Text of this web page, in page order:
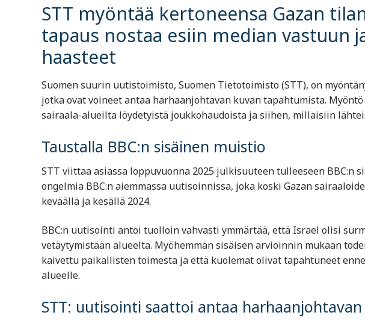
STT myöntää kertoneensa Gazan
tapaus nostaa esiin median vastuun
haasteet
Suomen suurin uutistoimisto, Suomen Tietotoimisto (STT), on
jotka ovat voineet antaa harhaanjohtavan kuvan tapahtumista.
sairaala-alueilta löydetyistä joukkohaudoista ja siihen, millaisiin
Taustalla BBC:n sisäinen muistio
STT viittaa asiassa loppuvuonna 2025 julkisuuteen tulleeseen BBC:n
ongelmia BBC:n aiemmassa uutisoinnissa, joka koski Gazan
keväällä ja kesällä 2024.
BBC:n uutisointi antoi tuolloin vahvasti ymmärtää, että Israel olisi
vetäytymistään alueelta. Myöhemmän sisäisen arvioinnin mukaan
kaivettu paikallisten toimesta ja että kuolemat olivat tapahtuneet
alueelle.
STT: uutisointi saattoi antaa